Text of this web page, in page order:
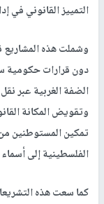
التمييز القانوني في
وشملت هذه المشاريع
دون قرارات حكومية
الضفة الغربية عبر
وتقويض المكانة
تمكينالمستوطنين
الفلسطينية إلى
كما سعت هذه